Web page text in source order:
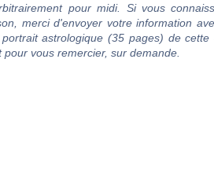
pour midi. Si vous
merci d'envoyer votre information
astrologique (35 pages) de cette
vous remercier, sur demande.